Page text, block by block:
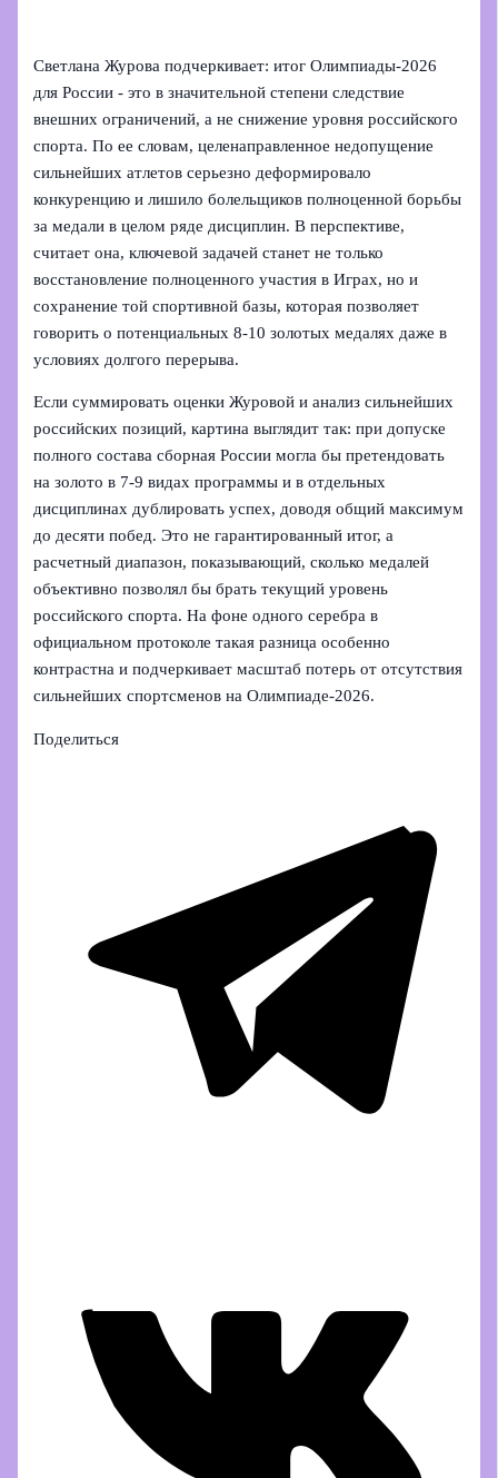
Светлана Журова подчеркивает: итог Олимпиады‑2026
для России - это в значительной степени следствие
внешних ограничений, а не снижение уровня российского
спорта. По ее словам, целенаправленное недопущение
сильнейших атлетов серьезно деформировало
конкуренцию и лишило болельщиков полноценной борьбы
за медали в целом ряде дисциплин. В перспективе,
считает она, ключевой задачей станет не только
восстановление полноценного участия в Играх, но и
сохранение той спортивной базы, которая позволяет
говорить о потенциальных 8-10 золотых медалях даже в
условиях долгого перерыва.
Если суммировать оценки Журовой и анализ сильнейших
российских позиций, картина выглядит так: при допуске
полного состава сборная России могла бы претендовать
на золото в 7-9 видах программы и в отдельных
дисциплинах дублировать успех, доводя общий максимум
до десяти побед. Это не гарантированный итог, а
расчетный диапазон, показывающий, сколько медалей
объективно позволял бы брать текущий уровень
российского спорта. На фоне одного серебра в
официальном протоколе такая разница особенно
контрастна и подчеркивает масштаб потерь от отсутствия
сильнейших спортсменов на Олимпиаде‑2026.
Поделиться